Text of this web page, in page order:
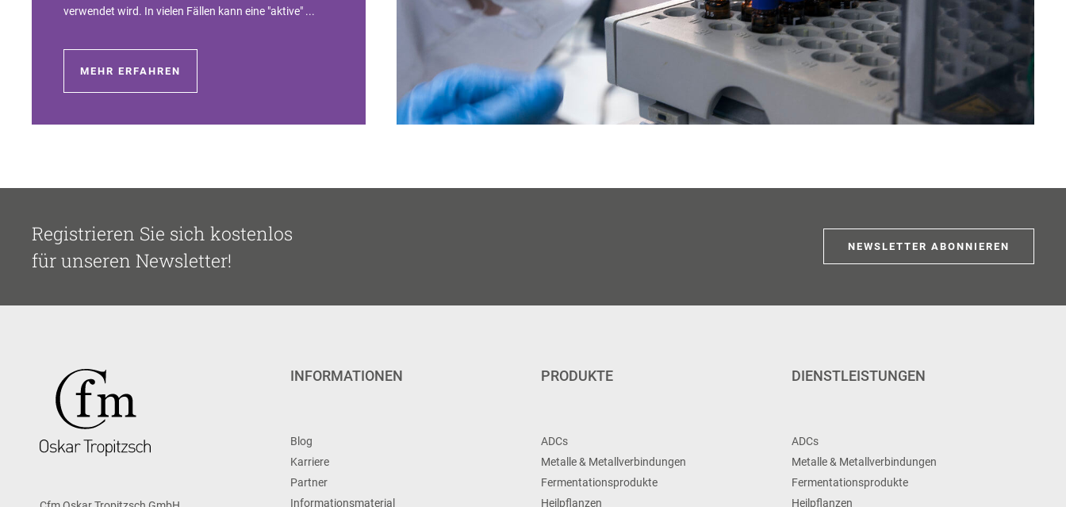
verwendet wird. In vielen Fällen kann eine "aktive" ...
MEHR ERFAHREN
Registrieren Sie sich kostenlos
für unseren Newsletter!
NEWSLETTER ABONNIEREN
INFORMATIONEN
Blog
Karriere
Partner
Informationsmaterial
PRODUKTE
ADCs
Metalle & Metallverbindungen
Fermentationsprodukte
Heilpflanzen
DIENSTLEISTUNGEN
ADCs
Metalle & Metallverbindungen
Fermentationsprodukte
Heilpflanzen